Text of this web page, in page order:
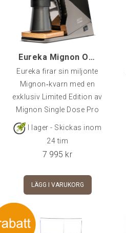
Eureka Mignon ORO - Single dose PRO 65, 1 Million
Eureka firar sin miljonte
Mignon‑kvarn med en
exklusiv Limited Edition av
Mignon Single Dose Pro
I lager - Skickas inom
24 tim
7 995 kr
LÄGG I VARUKORG